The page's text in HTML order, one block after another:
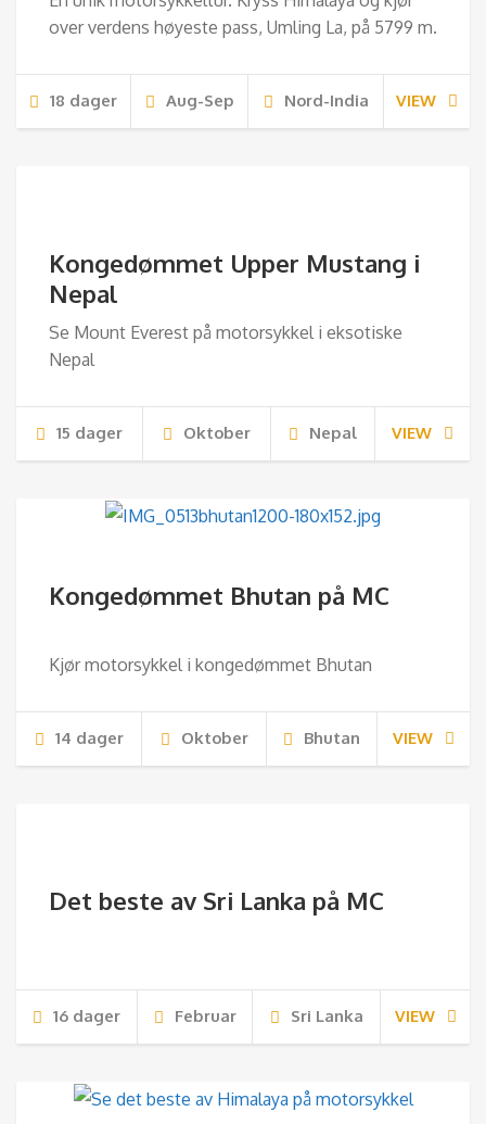
over verdens høyeste pass, Umling La, på 5799 m.
18 dager Aug-Sep Nord-India VIEW
Kongedømmet Upper Mustang i
Nepal
Se Mount Everest på motorsykkel i eksotiske
Nepal
15 dager Oktober Nepal VIEW
Kongedømmet Bhutan på MC
Kjør motorsykkel i kongedømmet Bhutan
14 dager Oktober Bhutan VIEW
Det beste av Sri Lanka på MC
16 dager Februar Sri Lanka VIEW